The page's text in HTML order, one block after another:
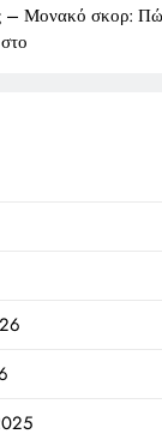
– Μονακό σκορ: